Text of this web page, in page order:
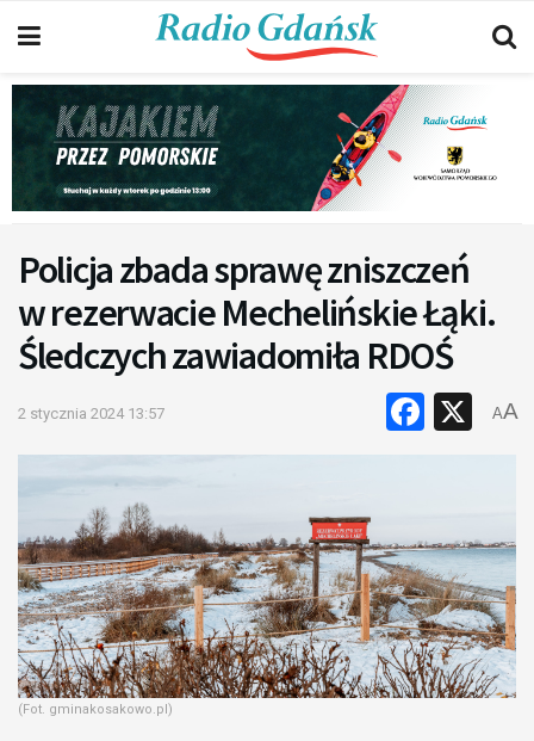
Policja zbada sprawę zniszczeń
w rezerwacie Mechelińskie Łąki.
Śledczych zawiadomiła RDOŚ
2 stycznia 2024 13:57 X
AA
(Fot. gminakosakowo.pl)